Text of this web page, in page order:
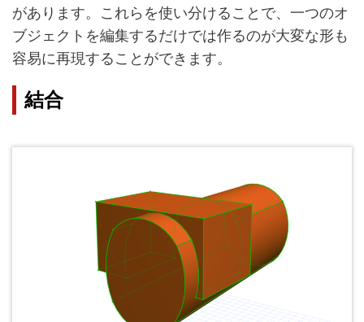
があります。これらを使い分けることで、一つのオ
ブジェクトを編集するだけでは作るのが大変な形も
容易に再現することができます。
結合